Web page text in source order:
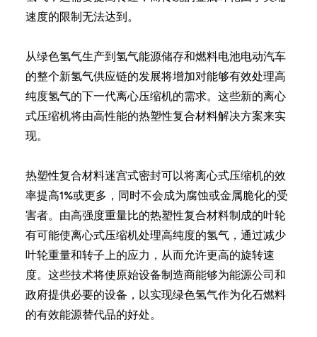
速度的限制无法达到。
从绿色氢气生产到氢气能源储存和燃料电池电动汽车
的整个新氢气供应链的发展将增加对能够有效处理高
纯度氢气的下一代离心压缩机的需求。这些新的离心
式压缩机将由高性能的热塑性复合材料解决方案来实
现。
热塑性复合材料迷宫式密封可以将离心式压缩机的效
率提高1%或更多，同时不会成为腐蚀或金属脆化的受
害者。由高强度重量比的热塑性复合材料制成的叶轮
有可能使离心式压缩机处理高纯度的氢气，通过减少
叶轮重量和转子上的应力，从而允许更高的旋转速
度。这些技术将使原始设备制造商能够为能源公司和
政府提供必要的设备，以实现绿色氢气作为化石燃料
的有效能源替代品的好处。